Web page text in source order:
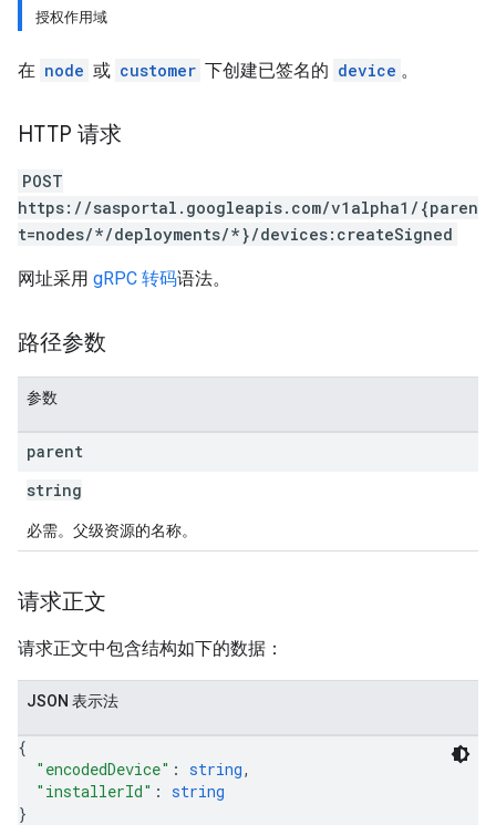
授权作用域
在 node 或 customer 下创建已签名的 device 。
HTTP 请求
POST
https://sasportal.googleapis.com/v1alpha1/{paren
t=nodes/*/deployments/*}/devices:createSigned
网址采用 gRPC 转码语法。
路径参数
参数
parent
string
必需。父级资源的名称。
请求正文
请求正文中包含结构如下的数据：
JSON 表示法
{
"encodedDevice" : string,
"installerId" : string
}